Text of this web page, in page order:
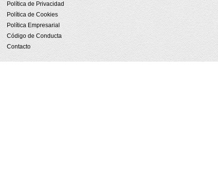
Política de Privacidad
Política de Cookies
Política Empresarial
Código de Conducta
Contacto